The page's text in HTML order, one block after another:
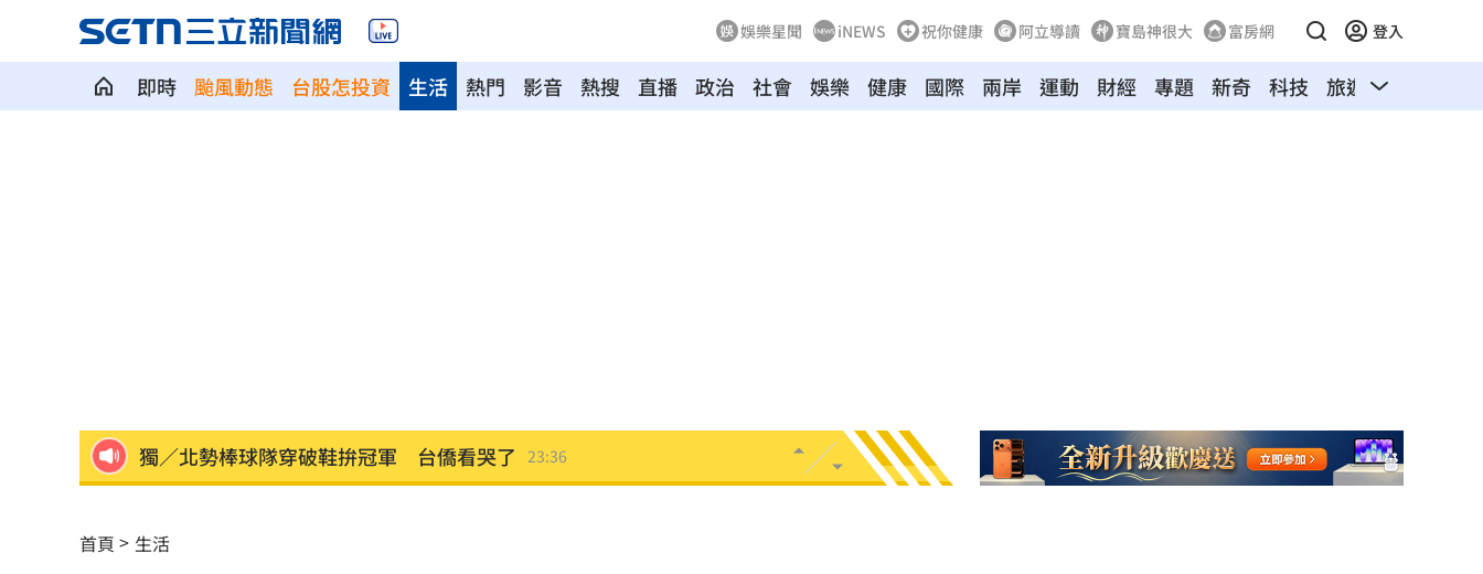
娛樂星聞 iNEWS 祝你健康 阿立導讀 寶島神很大 富房網 登入
即時 颱風動態 台股怎投資 熱門 影音 熱搜 直播 政治 社會 娛樂
生活 健康 國際 兩岸 運動 財經 專題 新奇 科技 旅遊 汽車
獨／北勢棒球隊穿破鞋拚冠軍 台僑看哭了 23:36
疊單計薪遭控違法 UberEats都說了
首頁 生活